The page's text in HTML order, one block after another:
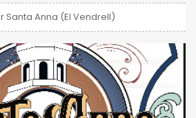
Santa Anna (El Vendrell)